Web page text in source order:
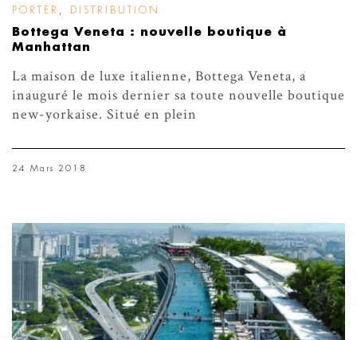
PORTER , DISTRIBUTION
Bottega Veneta : nouvelle boutique à
Manhattan
La maison de luxe italienne, Bottega Veneta, a
inauguré le mois dernier sa toute nouvelle boutique
new-yorkaise. Situé en plein
24 Mars 2018